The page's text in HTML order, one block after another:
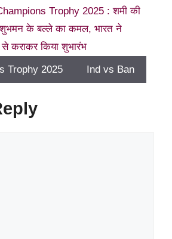
Trophy 2025 : शमी की
के बल्ले का कमल, भारत ने
कराकर किया शुभारंभ
Trophy 2025
Ind vs Ban